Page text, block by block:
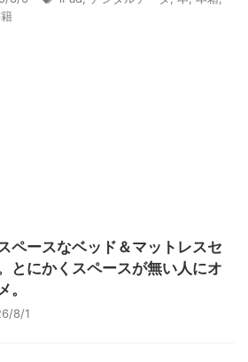
ペースなベッド＆マットレスセ
とにかくスペースが無い人にオ
。
8/1